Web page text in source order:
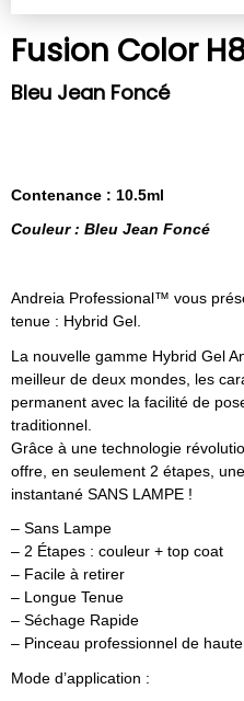
Fusion Color
Bleu Jean Foncé
Contenance : 10.5ml
Couleur : Bleu Jean Foncé
Andreia Professional™ vous
tenue : Hybrid Gel.
La nouvelle gamme Hybrid Gel
meilleur de deux mondes, les
permanent avec la facilité de
traditionnel.
Grâce à une technologie
offre, en seulement 2 étapes,
instantané SANS LAMPE !
– Sans Lampe
– 2 Étapes : couleur + top coat
– Facile à retirer
– Longue Tenue
– Séchage Rapide
– Pinceau professionnel de
Mode d’application :